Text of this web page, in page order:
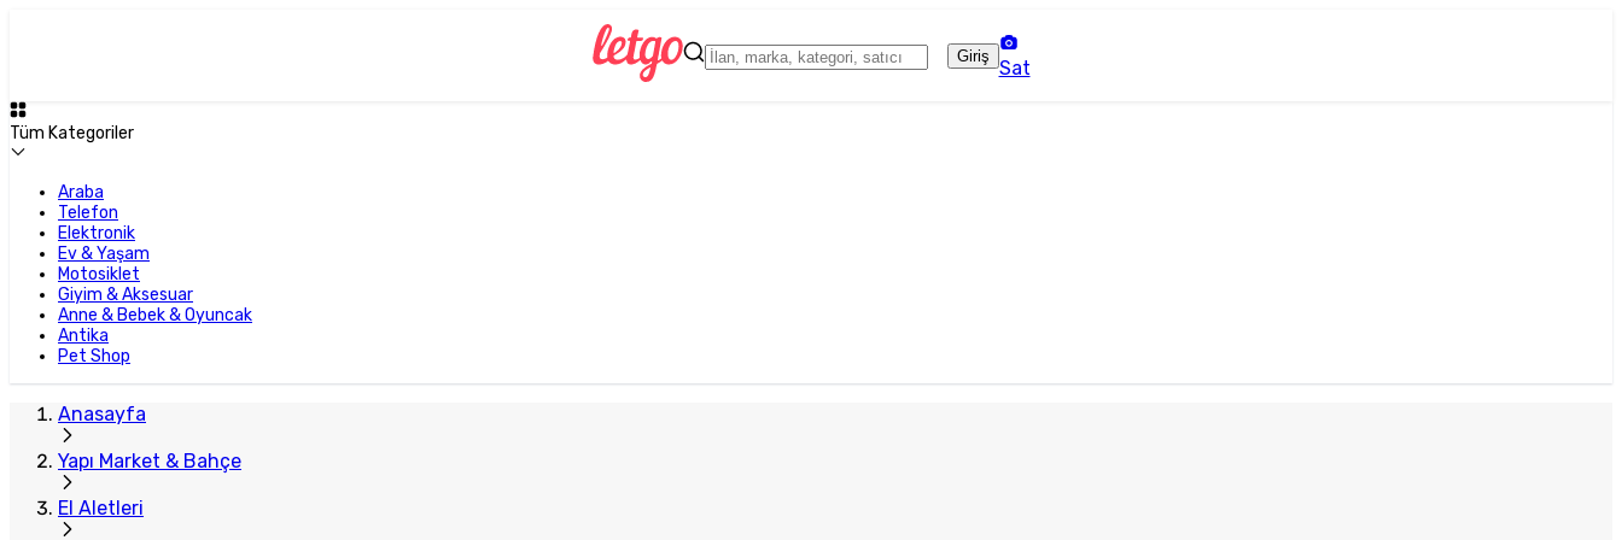
Giriş
Sat
Tüm Kategoriler
Araba
Telefon
Elektronik
Ev & Yaşam
Motosiklet
Giyim & Aksesuar
Anne & Bebek & Oyuncak
Antika
Pet Shop
Anasayfa
Yapı Market & Bahçe
El Aletleri